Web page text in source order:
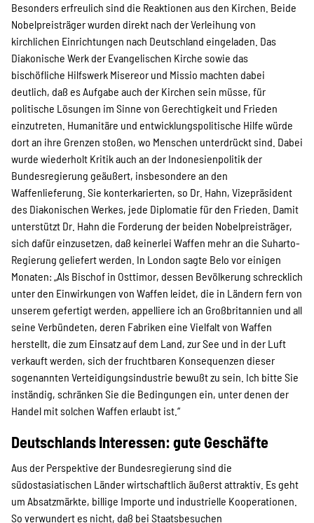
Besonders erfreulich sind die Reaktionen aus den Kirchen. Beide
Nobelpreisträger wurden direkt nach der Verleihung von
kirchlichen Einrichtungen nach Deutschland eingeladen. Das
Diakonische Werk der Evangelischen Kirche sowie das
bischöfliche Hilfswerk Misereor und Missio machten dabei
deutlich, daß es Aufgabe auch der Kirchen sein müsse, für
politische Lösungen im Sinne von Gerechtigkeit und Frieden
einzutreten. Humanitäre und entwicklungspolitische Hilfe würde
dort an ihre Grenzen stoßen, wo Menschen unterdrückt sind. Dabei
wurde wiederholt Kritik auch an der Indonesienpolitik der
Bundesregierung geäußert, insbesondere an den
Waffenlieferung. Sie konterkarierten, so Dr. Hahn, Vizepräsident
des Diakonischen Werkes, jede Diplomatie für den Frieden. Damit
unterstützt Dr. Hahn die Forderung der beiden Nobelpreisträger,
sich dafür einzusetzen, daß keinerlei Waffen mehr an die Suharto-
Regierung geliefert werden. In London sagte Belo vor einigen
Monaten: „Als Bischof in Osttimor, dessen Bevölkerung schrecklich
unter den Einwirkungen von Waffen leidet, die in Ländern fern von
unserem gefertigt werden, appelliere ich an Großbritannien und all
seine Verbündeten, deren Fabriken eine Vielfalt von Waffen
herstellt, die zum Einsatz auf dem Land, zur See und in der Luft
verkauft werden, sich der fruchtbaren Konsequenzen dieser
sogenannten Verteidigungsindustrie bewußt zu sein. Ich bitte Sie
inständig, schränken Sie die Bedingungen ein, unter denen der
Handel mit solchen Waffen erlaubt ist.“
Deutschlands Interessen: gute Geschäfte
Aus der Perspektive der Bundesregierung sind die
südostasiatischen Länder wirtschaftlich äußerst attraktiv. Es geht
um Absatzmärkte, billige Importe und industrielle Kooperationen.
So verwundert es nicht, daß bei Staatsbesuchen